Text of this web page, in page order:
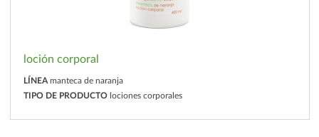
loción corporal
LÍNEA manteca de naranja
TIPO DE PRODUCTO lociones corporales